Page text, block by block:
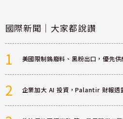
國際新聞｜大家都說讚
1 美國限制鎢廢料、黑粉出口，優先
2 企業加大 AI 投資，Palantir 財報透